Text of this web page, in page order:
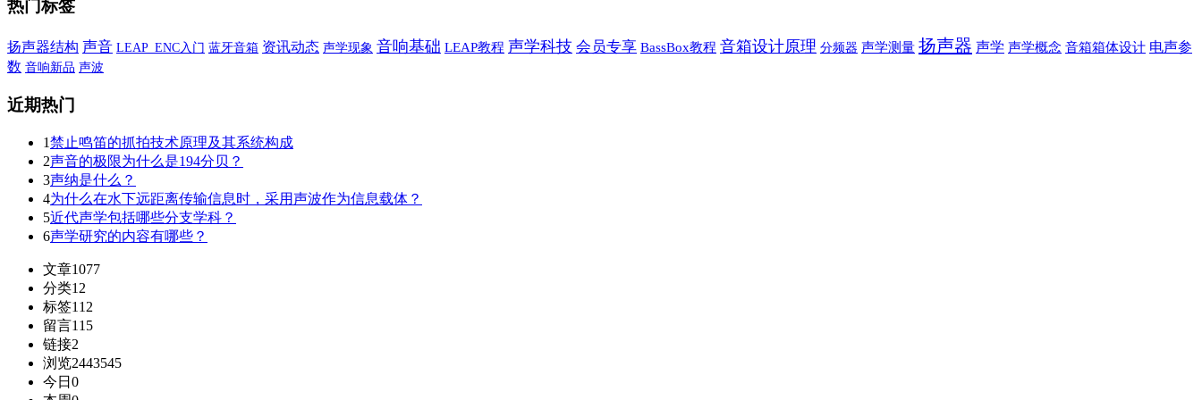
热门标签
扬声器结构 声音 LEAP_ENC入门 蓝牙音箱 资讯动态 声学现象 音响基础 LEAP教程 声学科技 会员专享 BassBox教程 音箱设计原理 分频器 声学测量 扬声器 声学 声学概念 音箱箱体设计 电声参
数 音响新品 声波
近期热门
1禁止鸣笛的抓拍技术原理及其系统构成
2声音的极限为什么是194分贝？
3声纳是什么？
4为什么在水下远距离传输信息时，采用声波作为信息载体？
5近代声学包括哪些分支学科？
6声学研究的内容有哪些？
文章1077
分类12
标签112
留言115
链接2
浏览2443545
今日 0